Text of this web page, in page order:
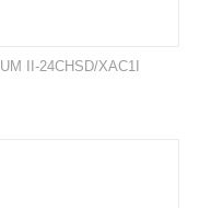
II-24CHSD/XAC1I